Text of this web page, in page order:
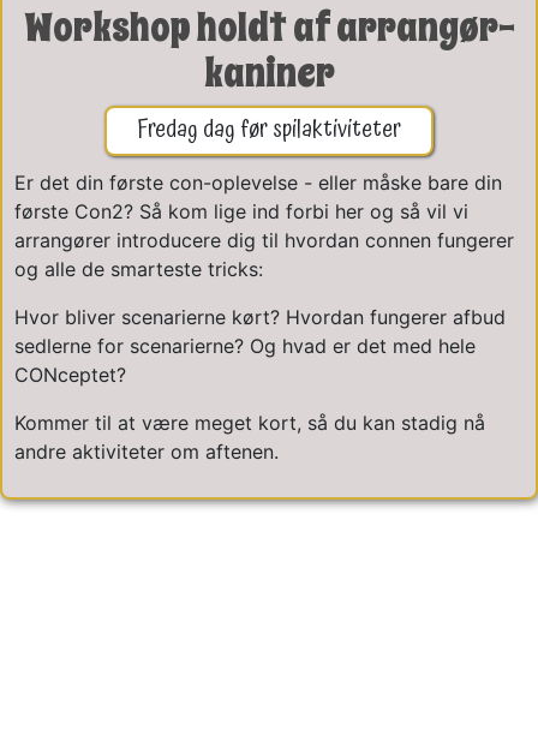
Workshop holdt af arrangør-
kaniner
Fredag dag før spilaktiviteter
Er det din første con-oplevelse - eller måske bare din
første Con2? Så kom lige ind forbi her og så vil vi
arrangører introducere dig til hvordan connen fungerer
og alle de smarteste tricks:
Hvor bliver scenarierne kørt? Hvordan fungerer afbud
sedlerne for scenarierne? Og hvad er det med hele
CONceptet?
Kommer til at være meget kort, så du kan stadig nå
andre aktiviteter om aftenen.